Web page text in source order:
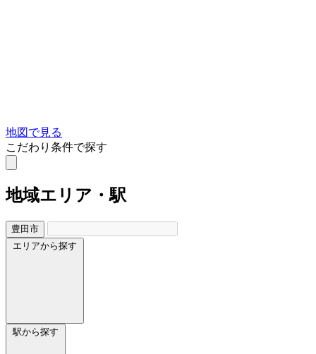
地図で見る
こだわり条件で探す
地域エリア・駅
豊田市
エリアから探す
駅から探す